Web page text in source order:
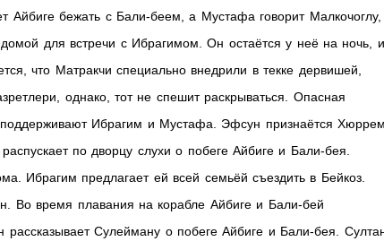
Айбиге бежать с Бали-беем, а Мустафа говорит Малкочоглу,
домой для встречи с Ибрагимом. Он остаётся у неё на ночь, и
что Матракчи специально внедрили в текке дервишей,
однако, тот не спешит раскрываться. Опасная
Ибрагим и Мустафа. Эфсун признаётся Хюррем,
по дворцу слухи о побеге Айбиге и Бали-бея.
Ибрагим предлагает ей всей семьёй съездить в Бейкоз.
Во время плавания на корабле Айбиге и Бали-бей
рассказывает Сулейману о побеге Айбиге и Бали-бея.